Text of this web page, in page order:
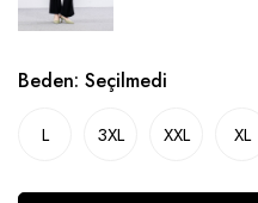
Beden: Seçilmedi
L 3XL XXL XL